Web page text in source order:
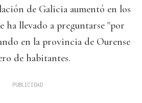
de Galicia aumentó en los
ha llevado a preguntarse "por
en la provincia de Ourense
de habitantes.